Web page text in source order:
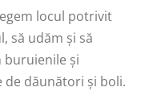
locul potrivit
să udăm și să
buruienile și
dăunători și boli.